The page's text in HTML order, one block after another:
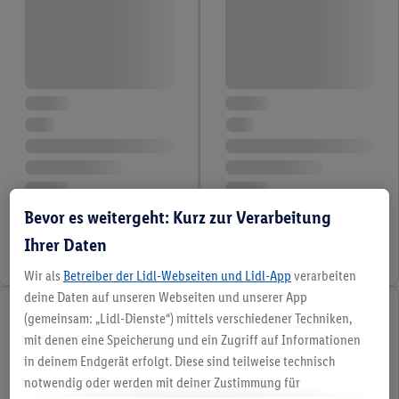
Bevor es weitergeht: Kurz zur Verarbeitung
Ihrer Daten
Wir als Betreiber der Lidl-Webseiten und Lidl-App verarbeiten
deine Daten auf unseren Webseiten und unserer App
(gemeinsam: „Lidl-Dienste“) mittels verschiedener Techniken,
mit denen eine Speicherung und ein Zugriff auf Informationen
in deinem Endgerät erfolgt. Diese sind teilweise technisch
notwendig oder werden mit deiner Zustimmung für